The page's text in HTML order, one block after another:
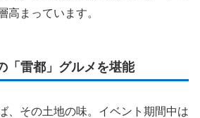
高まっています。
「雷都」グルメを堪能
、その土地の味。イベント期間中は